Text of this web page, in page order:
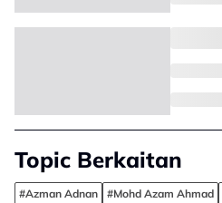
Topic Berkaitan
#Azman Adnan #Mohd Azam Ahmad